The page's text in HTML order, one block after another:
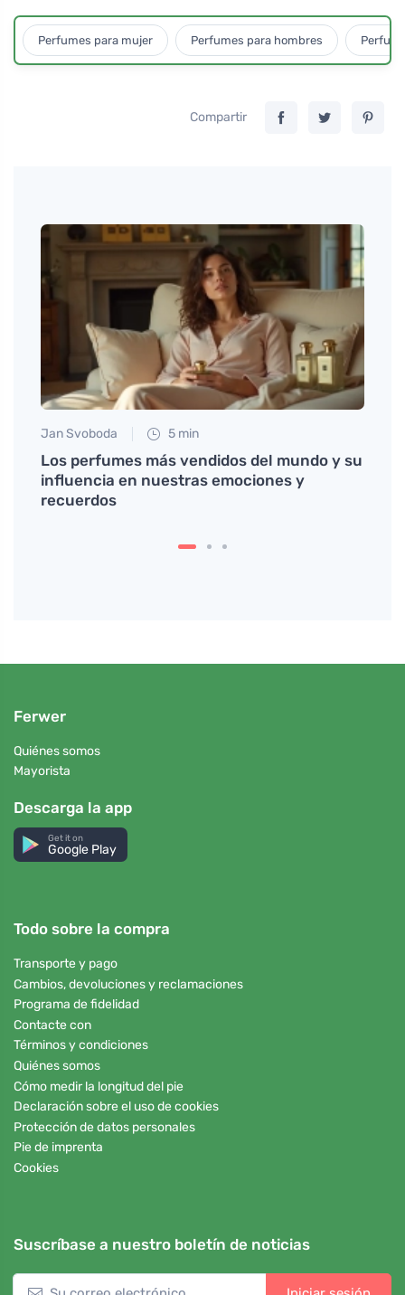
Perfumes para mujer Perfumes para hombres
Compartir
Jan Svoboda 5 min
Los perfumes más vendidos del mundo y su
influencia en nuestras emociones y
recuerdos
Ferwer
Quiénes somos
Mayorista
Descarga la app
Get it on
Google Play
Todo sobre la compra
Transporte y pago
Cambios, devoluciones y reclamaciones
Programa de fidelidad
Contacte con
Términos y condiciones
Quiénes somos
Cómo medir la longitud del pie
Declaración sobre el uso de cookies
Protección de datos personales
Pie de imprenta
Cookies
Suscríbase a nuestro boletín de noticias